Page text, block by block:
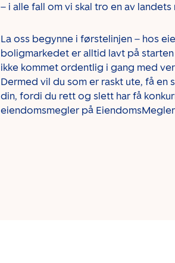
– i alle fall om vi skal tro en av
La oss begynne i førstelinjen – hos
boligmarkedet er alltid lavt på st
ikke kommet ordentlig i gang med
Dermed vil du som er raskt ute, få
din, fordi du rett og slett har få
eiendomsmegler på